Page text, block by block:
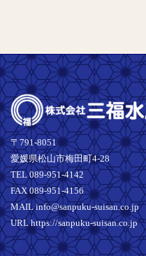
〒791-8051
愛媛県松山市梅田町4-28
TEL 089-951-4142
FAX 089-951-4156
MAIL info@sanpuku-suisan.co.jp
URL https://sanpuku-suisan.co.jp